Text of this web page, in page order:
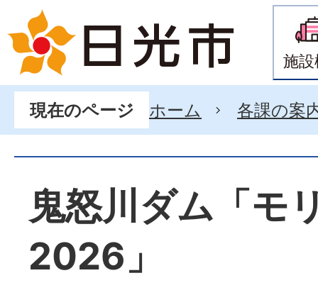
施
現在のページ ホーム 各課の案
鬼怒川ダム「モ
2026」